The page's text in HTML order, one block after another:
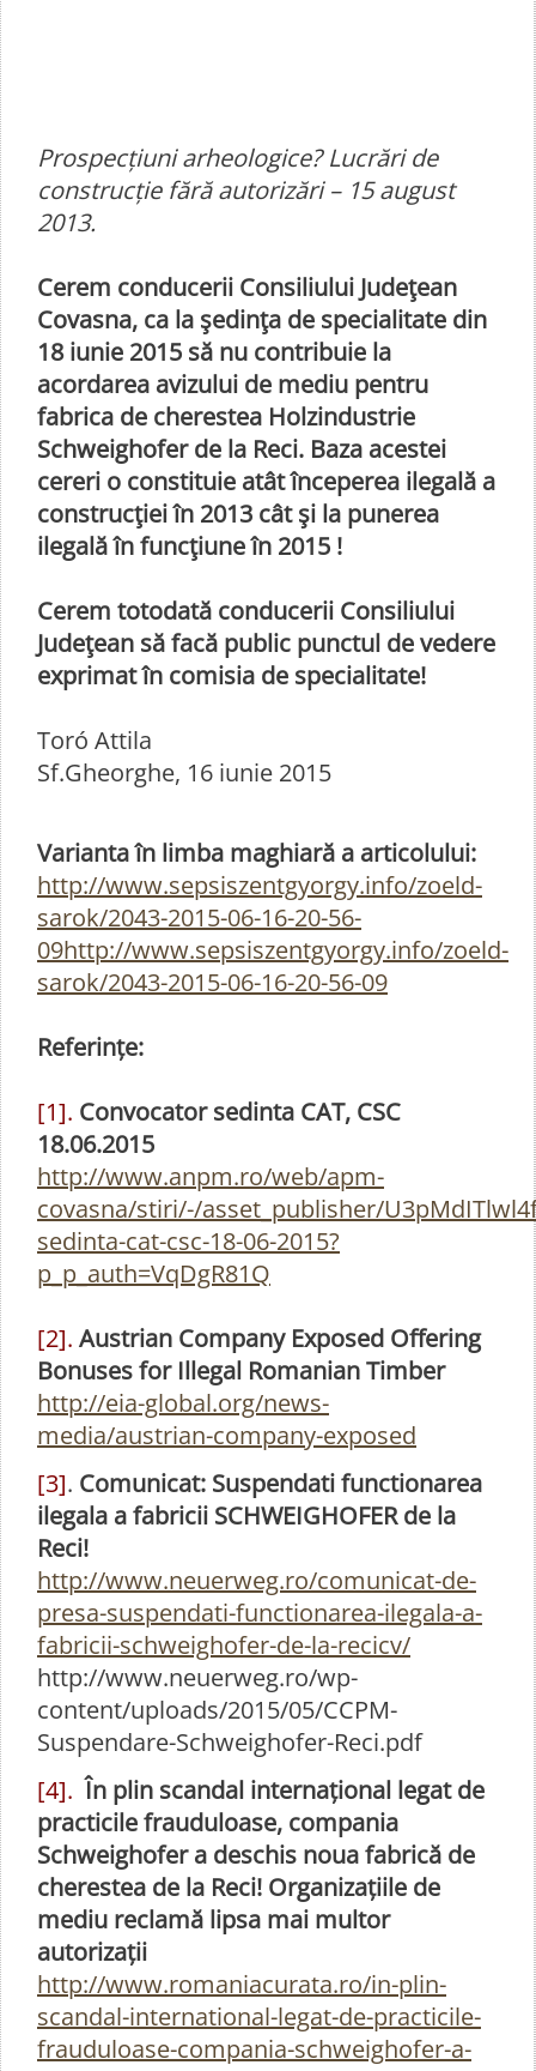
Prospecțiuni arheologice? Lucrări de
construcție fără autorizări – 15 august
2013.
Cerem conducerii Consiliului Judeţean
Covasna, ca la şedinţa de specialitate din
18 iunie 2015 să nu contribuie la
acordarea avizului de mediu pentru
fabrica de cherestea Holzindustrie
Schweighofer de la Reci. Baza acestei
cereri o constituie atât începerea ilegală a
construcţiei în 2013 cât şi la punerea
ilegală în funcţiune în 2015 !
Cerem totodată conducerii Consiliului
Judeţean să facă public punctul de vedere
exprimat în comisia de specialitate!
Toró Attila
Sf.Gheorghe, 16 iunie 2015
Varianta în limba maghiară a articolului:
http://www.sepsiszentgyorgy.info/zoeld-
sarok/2043-2015-06-16-20-56-
09http://www.sepsiszentgyorgy.info/zoeld-
sarok/2043-2015-06-16-20-56-09
Referințe:
[1]. Convocator sedinta CAT, CSC
18.06.2015
http://www.anpm.ro/web/apm-
covasna/stiri/-/asset_publisher/
sedinta-cat-csc-18-06-2015?
p_p_auth=VqDgR81Q
[2]. Austrian Company Exposed Offering
Bonuses for Illegal Romanian Timber
http://eia-global.org/news-
media/austrian-company-exposed
[3]. Comunicat: Suspendati functionarea
ilegala a fabricii SCHWEIGHOFER de la
Reci!
http://www.neuerweg.ro/comunicat-de-
presa-suspendati-functionarea-ilegala-a-
fabricii-schweighofer-de-la-recicv/
http://www.neuerweg.ro/wp-
content/uploads/2015/05/CCPM-
Suspendare-Schweighofer-Reci.pdf
[4].În plin scandal internațional legat de
practicile frauduloase, compania
Schweighofer a deschis noua fabrică de
cherestea de la Reci! Organizațiile de
mediu reclamă lipsa mai multor
autorizații
http://www.romaniacurata.ro/in-plin-
scandal-international-legat-de-practicile-
frauduloase-compania-schweighofer-a-